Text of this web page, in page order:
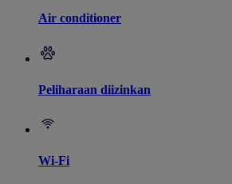
Air conditioner
Peliharaan diizinkan
Wi-Fi